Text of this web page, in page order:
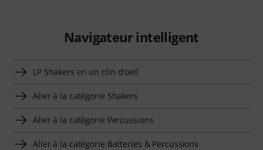
Navigateur intelligent
LP Shakers en un clin d'oeil
Aller à la catégorie Shakers
Aller à la catégorie Percussions
Aller à la catégorie Batteries & Percussions